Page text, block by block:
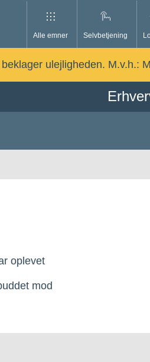
Alle emner Selvbetjening
ulejligheden. M.v.h.:
oplevet
mod